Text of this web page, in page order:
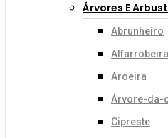
Árvores E
Abrunheiro
Alfarrobeira
Aroeira
Árvore-da-
Cipreste